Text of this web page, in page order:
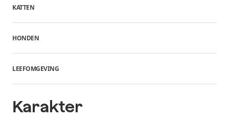
KATTEN
HONDEN
LEEFOMGEVING
Karakter